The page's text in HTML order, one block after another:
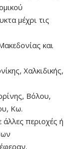
μέχρι τις
και
Χαλκιδικής,
Βόλου,
Κω.
περιοχές ή